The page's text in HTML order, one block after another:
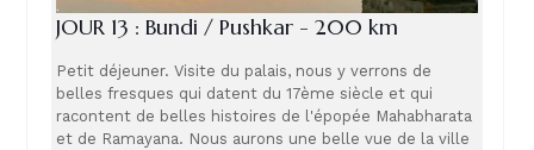
JOUR 13 : Bundi / Pushkar - 200 km
Petit déjeuner. Visite du palais, nous y verrons de
belles fresques qui datent du 17ème siècle et qui
racontent de belles histoires de l'épopée Mahabharata
et de Ramayana. Nous aurons une belle vue de la ville